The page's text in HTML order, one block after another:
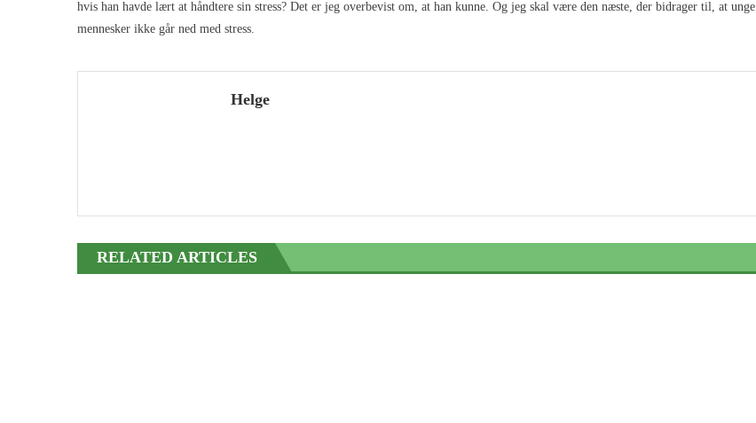
hvis han havde lært at håndtere sin stress? Det er jeg overbevist om, at han kunne. Og jeg skal være den næste, der bidrager til, at unge
mennesker ikke går ned med stress.
Helge
RELATED ARTICLES